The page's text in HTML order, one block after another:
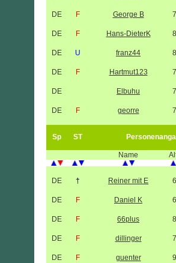
DE F George B
DE F Hans-DieterK
DE U franz44
DE F Hartmut123
DE Elbuhu
DE F georre
Sp ST
Name
DE † Reiner mit E
DE F Daniel K
DE F 66plus
DE F dillinger
DE F guenter